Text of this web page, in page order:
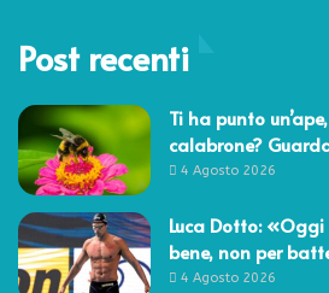
Post recenti
Ti ha punto
calabrone?
4 Agosto 2026
Luca Dotto:
bene, non per
4 Agosto 2026